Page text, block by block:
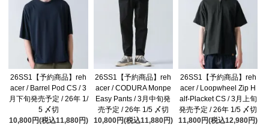
26SS1【予約商品】reh
acer / Barrel Pod CS / 3
月下旬発売予定 / 26年 1/
5 〆切
10,800円(税込11,880円)
26SS1【予約商品】reh
acer / CODURA Monpe
Easy Pants / 3月中旬発
売予定 / 26年 1/5 〆切
10,800円(税込11,880円)
26SS1【予約商品】reh
acer / Loopwheel Zip H
alf-Placket CS / 3月上旬
発売予定 / 26年 1/5 〆切
11,800円(税込12,980円)